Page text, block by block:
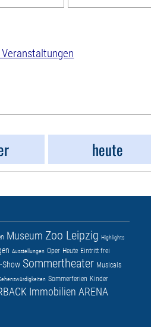
heute
Museum Zoo Leipzig Highlights
Ausstellungen Oper Heute Eintritt frei
Show Sommertheater Musicals
Sommerferien Kinder
Immobilien ARENA